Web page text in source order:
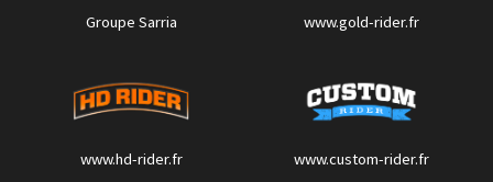
Groupe Sarria www.gold-rider.fr
www.hd-rider.fr www.custom-rider.fr